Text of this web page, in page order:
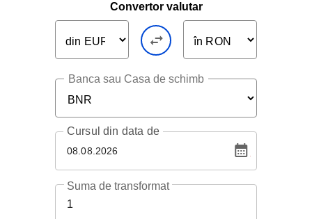
Convertor valutar
Banca sau Casa de schimb
08.08.2026
Cursuldin data de
1
Suma de transformat